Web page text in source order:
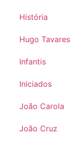
História
Hugo Tavares
Infantis
Iniciados
João Carola
João Cruz